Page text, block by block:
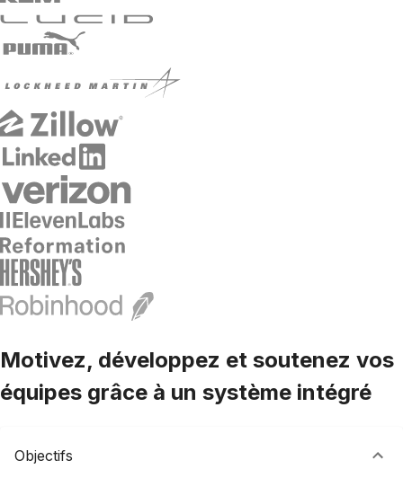
Motivez, développez et soutenez vos
équipes grâce à un système intégré
Objectifs